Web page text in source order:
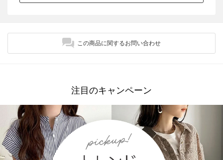
この商品に関するお問い合わせ
注目のキャンペーン